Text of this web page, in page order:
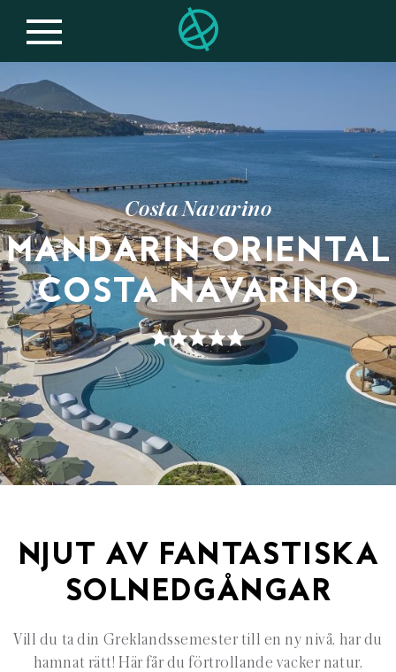
Costa Navarino
MANDARIN ORIENTAL
COSTA NAVARINO
NJUT AV FANTASTISKA
SOLNEDGÅNGAR
Vill du ta din Greklandssemester till en ny nivå, har du
hamnat rätt! Här får du förtrollande vacker natur,